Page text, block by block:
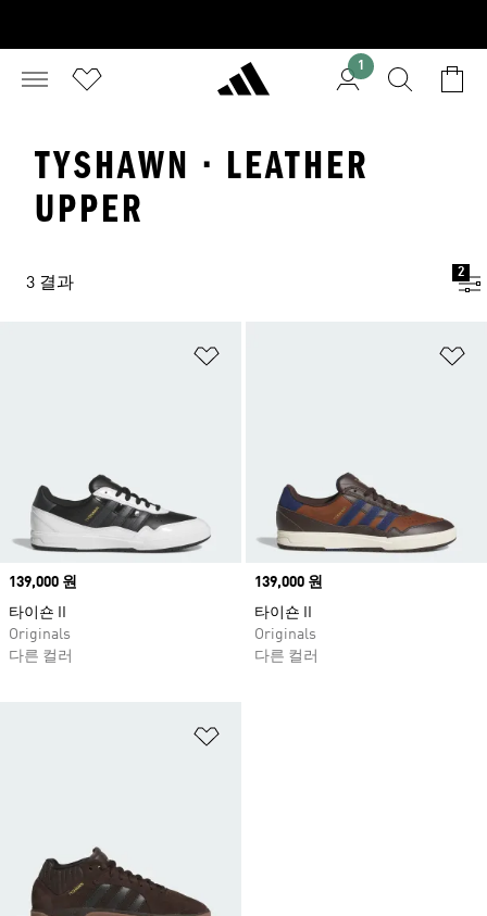
1
TYSHAWN · LEATHER
UPPER
3 결과
2
Price
139,000 원
타이숀 II
Originals
다른 컬러
Price
139,000 원
타이숀 II
Originals
다른 컬러